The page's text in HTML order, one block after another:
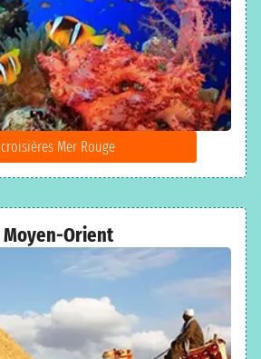
croisières Mer Rouge
Moyen-Orient